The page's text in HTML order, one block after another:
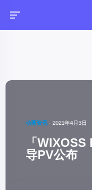
动画资讯 -2021年4月3日
「
导PV公布